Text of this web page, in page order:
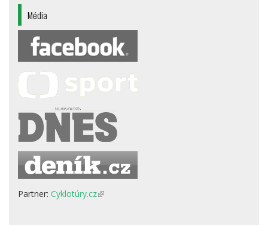
Média
Partner: Cyklotúry.cz(odkaz